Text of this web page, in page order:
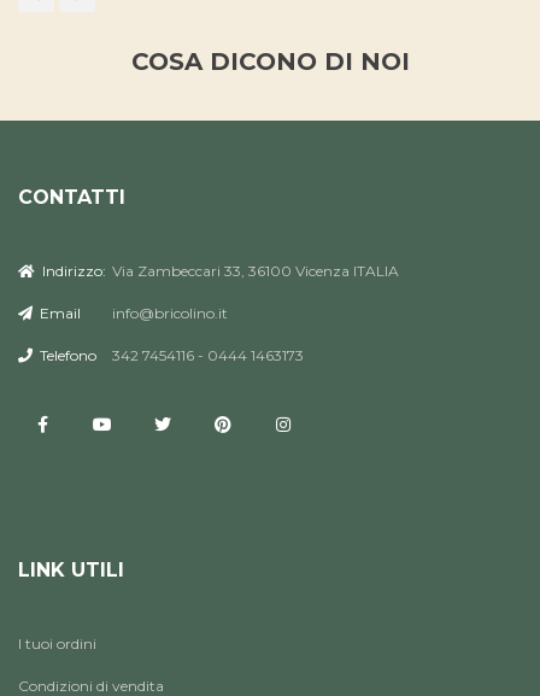
COSA DICONO DI NOI
CONTATTI
Indirizzo: Via Zambeccari 33, 36100 Vicenza ITALIA
Email info@bricolino.it
Telefono 342 7454116 - 0444 1463173
LINK UTILI
I tuoi ordini
Condizioni di vendita